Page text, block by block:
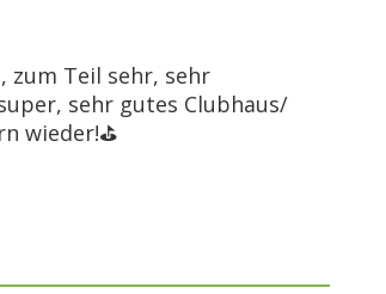
zum Teil sehr, sehr
sehr gutes Clubhaus/
wieder!⛳️